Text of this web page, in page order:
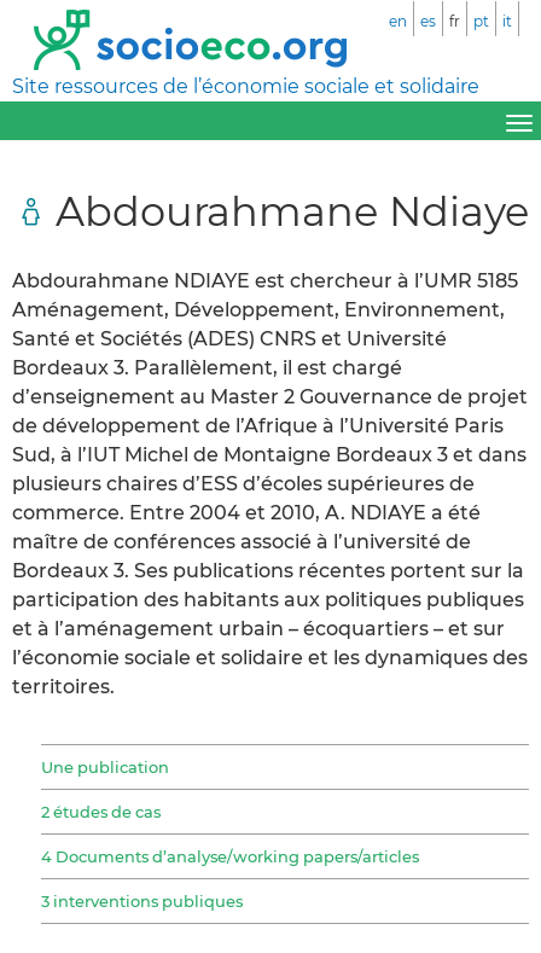
Site ressources de l’économie sociale et solidaire
en es fr pt it
Abdourahmane Ndiaye
Abdourahmane NDIAYE est chercheur à l’UMR 5185
Aménagement, Développement, Environnement,
Santé et Sociétés (ADES) CNRS et Université
Bordeaux 3. Parallèlement, il est chargé
d’enseignement au Master 2 Gouvernance de projet
de développement de l’Afrique à l’Université Paris
Sud, à l’IUT Michel de Montaigne Bordeaux 3 et dans
plusieurs chaires d’ESS d’écoles supérieures de
commerce. Entre 2004 et 2010, A. NDIAYE a été
maître de conférences associé à l’université de
Bordeaux 3. Ses publications récentes portent sur la
participation des habitants aux politiques publiques
et à l’aménagement urbain – écoquartiers – et sur
l’économie sociale et solidaire et les dynamiques des
territoires.
Une publication
2 études de cas
4 Documents d’analyse/working papers/articles
3 interventions publiques